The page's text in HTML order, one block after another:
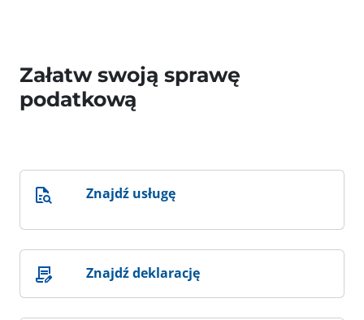
Załatw swoją sprawę
podatkową
Znajdź usługę
Znajdź deklarację